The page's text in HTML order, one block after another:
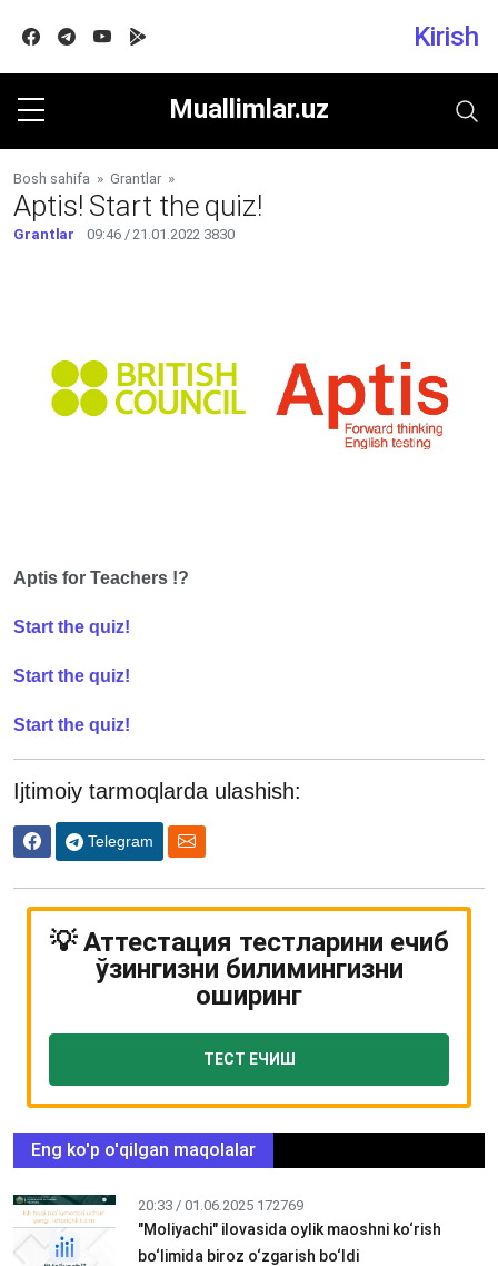
FacebookTelegram
Youtube Kirish
Muallimlar.uz
Bosh sahifa » Grantlar»
Aptis! Start the quiz!
Grantlar 09:46 / 21.01.2022 3830
Aptis for Teachers !?
Start the quiz!
Start the quiz!
Start the quiz!
Ijtimoiy tarmoqlarda ulashish:
Telegram
💡 Аттестация тестларини ечиб
ўзингизни билимингизни
оширинг
ТЕСТ ЕЧИШ
Eng ko'p o'qilgan maqolalar
20:33 / 01.06.2025 172769
"Moliyachi" ilovasida oylik maoshni ko‘rish
bo‘limida biroz o‘zgarish bo‘ldi